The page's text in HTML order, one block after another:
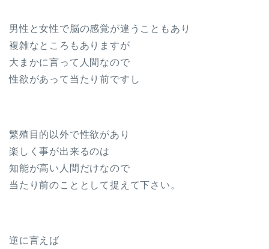
男性と女性で脳の感覚が違うこともあり
複雑なところもありますが
大まかに言って人間なので
性欲があって当たり前ですし
繁殖目的以外で性欲があり
楽しく事が出来るのは
知能が高い人間だけなので
当たり前のこととして捉えて下さい。
逆に言えば